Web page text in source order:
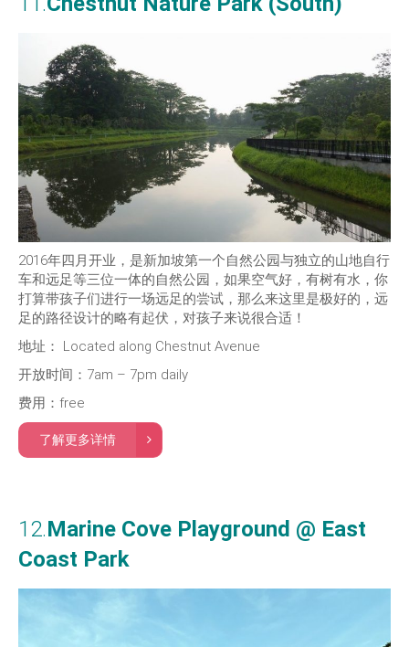
2016年四月开业，是新加坡第一个自然公园与独立的山地自行
车和远足等三位一体的自然公园，如果空气好，有树有水，你
打算带孩子们进行一场远足的尝试，那么来这里是极好的，远
足的路径设计的略有起伏，对孩子来说很合适！
地址：
Located along Chestnut Avenue
开放时间：7am – 7pm daily
费用：free
了解更多详情
12.Marine Cove Playground @ East
Coast Park